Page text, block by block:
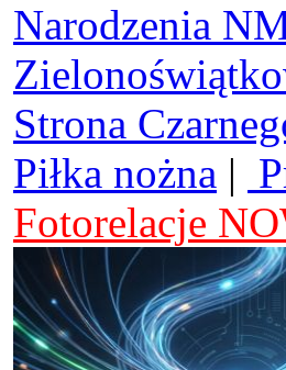
Narodzenia
Strona
Piłka nożna |
Fotorelacje